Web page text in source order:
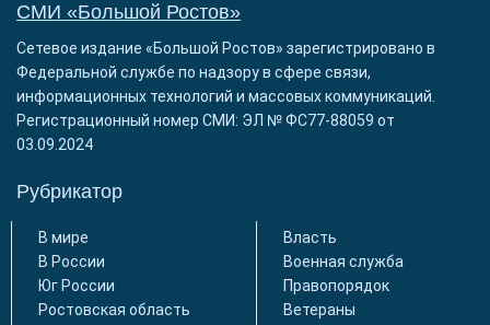
СМИ «Большой Ростов»
Сетевое издание «Большой Ростов» зарегистрировано в
Федеральной службе по надзору в сфере связи,
информационных технологий и массовых коммуникаций.
Регистрационный номер СМИ: ЭЛ № ФС77-88059 от
03.09.2024
Рубрикатор
В мире
В России
Юг России
Ростовская область
Власть
Военная служба
Правопорядок
Ветераны